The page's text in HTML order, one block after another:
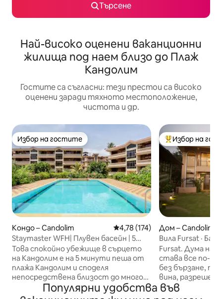
Търсене
Най-високо оценени ваканционни
жилища под наем близо до Плаж
Кандолим
Гостите са съгласни: тези престои са високо
оценени заради тяхното местоположение,
чистота и др.
Избор на гостите
Избор на гостите
Кондо – Candolim Средна оценка: 4,78 от 5,
4,78 (174)
Staymaster WFH| Плувен басейн | 5
минути от плажа
Това спокойно убежище в сърцето
на Кандолим е на 5 минути пеша от
плажа Кандолим и споделя
непосредствена близост до много
популярни заведения за хранене,
барове, клубове, магазини и
Най-популярен
Избор на
Дом – Candolim
Вила Fursat ·
градина ·
Fursat. Дума на
става все по-
без бързане,
вина,
Вила Fursat е
усещане. Самостоятелна вила с
Популярни удобства във